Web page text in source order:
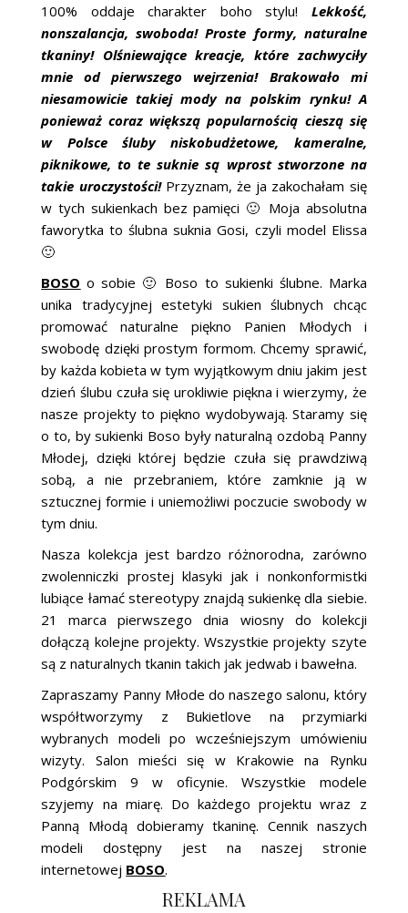
100% oddaje charakter boho stylu! Lekkość,
nonszalancja, swoboda! Proste formy, naturalne
tkaniny! Olśniewające kreacje, które zachwyciły
mnie od pierwszego wejrzenia! Brakowało mi
niesamowicie takiej mody na polskim rynku! A
ponieważ coraz większą popularnością cieszą się
w Polsce śluby niskobudżetowe, kameralne,
piknikowe, to te suknie są wprost stworzone na
takie uroczystości!Przyznam, że ja zakochałam się
w tych sukienkach bez pamięci 🙂 Moja absolutna
faworytka to ślubna suknia Gosi, czyli model Elissa
🙂
BOSO o sobie 🙂 Boso to sukienki ślubne. Marka
unika tradycyjnej estetyki sukien ślubnych chcąc
promować naturalne piękno Panien Młodych i
swobodę dzięki prostym formom. Chcemy sprawić,
by każda kobieta w tym wyjątkowym dniu jakim jest
dzień ślubu czuła się urokliwie piękna i wierzymy, że
nasze projekty to piękno wydobywają. Staramy się
o to, by sukienki Boso były naturalną ozdobą Panny
Młodej, dzięki której będzie czuła się prawdziwą
sobą, a nie przebraniem, które zamknie ją w
sztucznej formie i uniemożliwi poczucie swobody w
tym dniu.
Nasza kolekcja jest bardzo różnorodna, zarówno
zwolenniczki prostej klasyki jak i nonkonformistki
lubiące łamać stereotypy znajdą sukienkę dla siebie.
21 marca pierwszego dnia wiosny do kolekcji
dołączą kolejne projekty. Wszystkie projekty szyte
są z naturalnych tkanin takich jak jedwab i bawełna.
Zapraszamy Panny Młode do naszego salonu, który
współtworzymy z Bukietlove na przymiarki
wybranych modeli po wcześniejszym umówieniu
wizyty. Salon mieści się w Krakowie na Rynku
Podgórskim 9 w oficynie. Wszystkie modele
szyjemy na miarę. Do każdego projektu wraz z
Panną Młodą dobieramy tkaninę. Cennik naszych
modeli dostępny jest na naszej stronie
internetowej BOSO.
REKLAMA